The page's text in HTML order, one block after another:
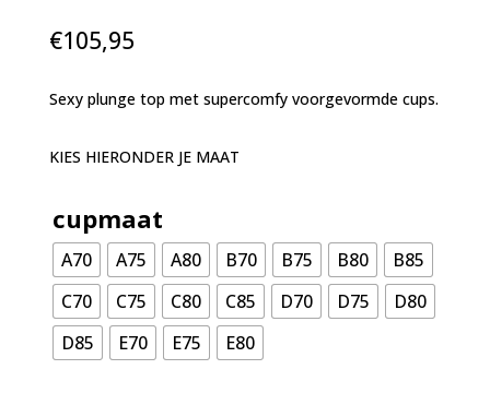
€105,95
Sexy plunge top met supercomfy voorgevormde cups.
KIES HIERONDER JE MAAT
cupmaat
A70 A75 A80 B70 B75 B80
B85
C70
C75 C80 C85 D70 D75
D80
D85
E70 E75 E80